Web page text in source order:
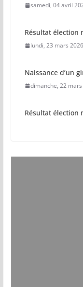
samedi, 04 avril
Résultat élection
lundi, 23 mars
Naissance d’un
dimanche, 22
Résultat élection